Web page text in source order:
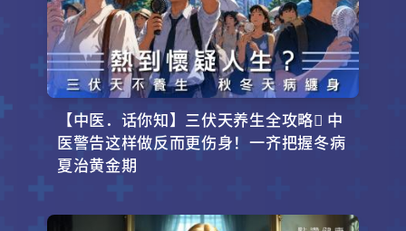
【中医．话你知】三伏天养生全攻略 中
医警告这样做反而更伤身！一齐把握冬病
夏治黄金期